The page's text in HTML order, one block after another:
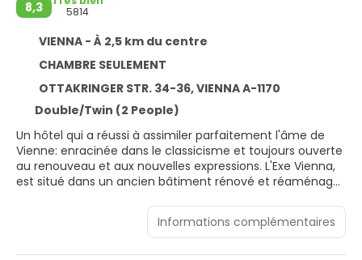
8,3
5814
VIENNA - À 2,5 km du centre
CHAMBRE SEULEMENT
OTTAKRINGER STR. 34-36, VIENNA A-1170
Double/Twin (2 People)
Un hôtel qui a réussi à assimiler parfaitement l'âme de
Vienne: enracinée dans le classicisme et toujours ouverte
au renouveau et aux nouvelles expressions. L'Exe Vienna,
est situé dans un ancien bâtiment rénové et réaménagé
chambres au look moderne ont été conçues pour fournir
un maximum de confort à nos hôtes. L'établissement
vous permettra de profiter de la capitale autrichienne
Informations complémentaires